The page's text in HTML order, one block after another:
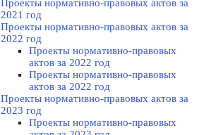
Проекты нормативно-правовых актов за
2021 год
Проекты нормативно-правовых актов за
2022 год
Проекты нормативно-правовых
актов за 2022 год
Проекты нормативно-правовых
актов за 2022 год
Проекты нормативно-правовых актов за
2023 год
Проекты нормативно-правовых